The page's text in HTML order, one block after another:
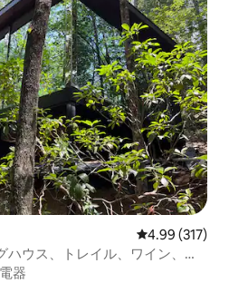
レビュー317
4.99 (317)
ハウス、トレイル、ワイン、ダ
器